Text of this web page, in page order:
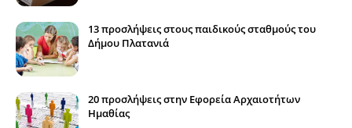
13 προσλήψεις στους παιδικούς σταθμούς του
Δήμου Πλατανιά
20 προσλήψεις στην Εφορεία Αρχαιοτήτων
Ημαθίας